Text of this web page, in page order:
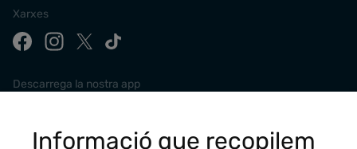
Xarxes
Descarrega la nostra app
Informació que recopilem